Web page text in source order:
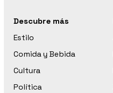
Descubre más
Estilo
Comida y Bebida
Cultura
Política